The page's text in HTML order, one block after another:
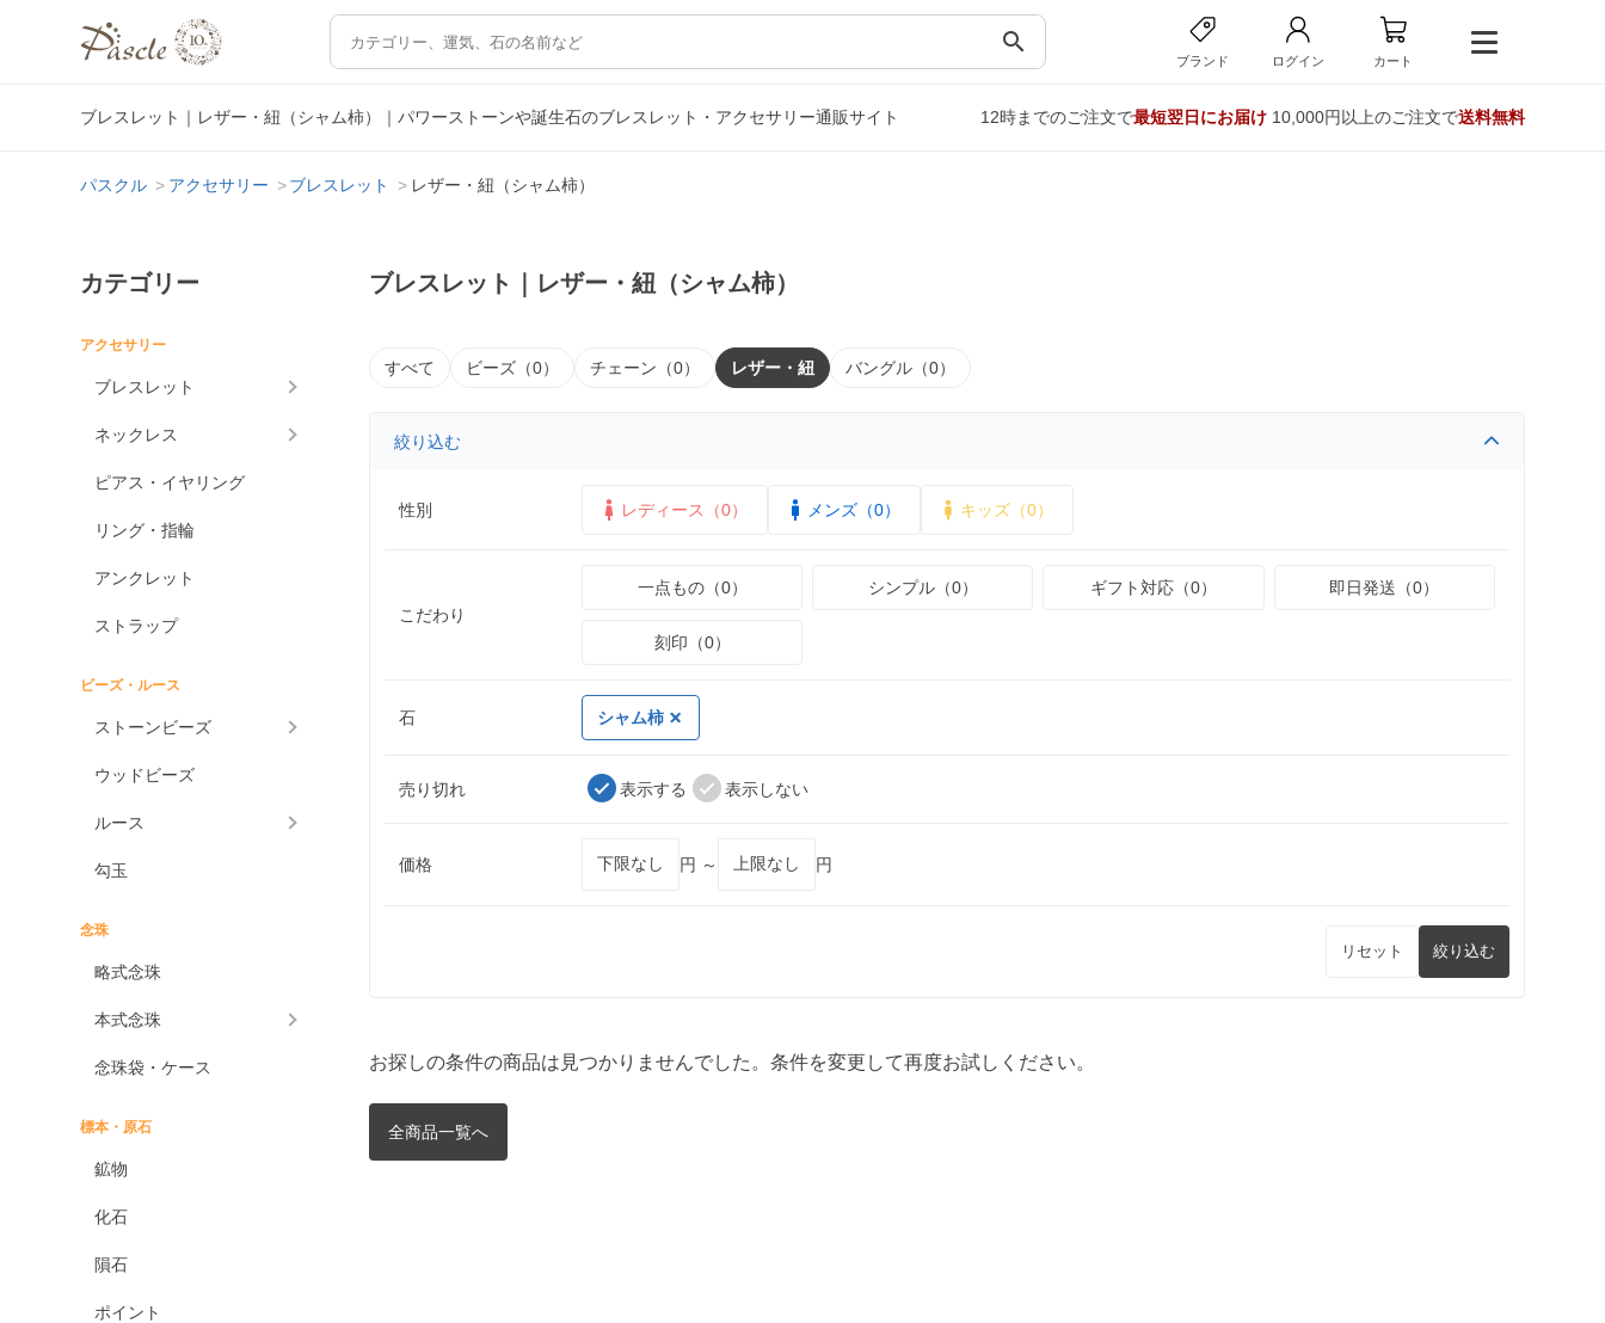
search
ブランド ログイン カート
ブレスレット｜レザー・紐（シャム柿）｜パワーストーンや誕生石のブレスレット・アクセサリー通販サイト 12時までのご注文で最短翌日にお届け10,000円以上のご注文で送料無料
パスクル アクセサリー ブレスレット レザー・紐（シャム柿）
カテゴリー
アクセサリー
ブレスレット
ネックレス
ピアス・イヤリング
リング・指輪
アンクレット
ストラップ
ビーズ・ルース
ストーンビーズ
ウッドビーズ
ルース
勾玉
念珠
略式念珠
本式念珠
念珠袋・ケース
標本・原石
鉱物
化石
隕石
ポイント
ブレスレット｜レザー・紐（シャム柿）
すべて ビーズ（0） チェーン（0） レザー・紐 バングル（0）
絞り込む
性別 レディース（0） メンズ（0） キッズ（0）
こだわり
一点もの（0） シンプル（0） ギフト対応（0） 即日発送（0）
刻印（0）
石 シャム柿
売り切れ 表示する 表示しない
価格 円 ～ 円
リセット 絞り込む
お探しの条件の商品は見つかりませんでした。条件を変更して再度お試しください。
全商品一覧へ